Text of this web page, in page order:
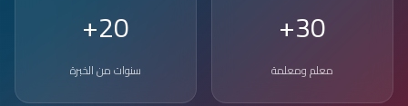
30+
معلم ومعلمة
20+
سنوات من الخبرة